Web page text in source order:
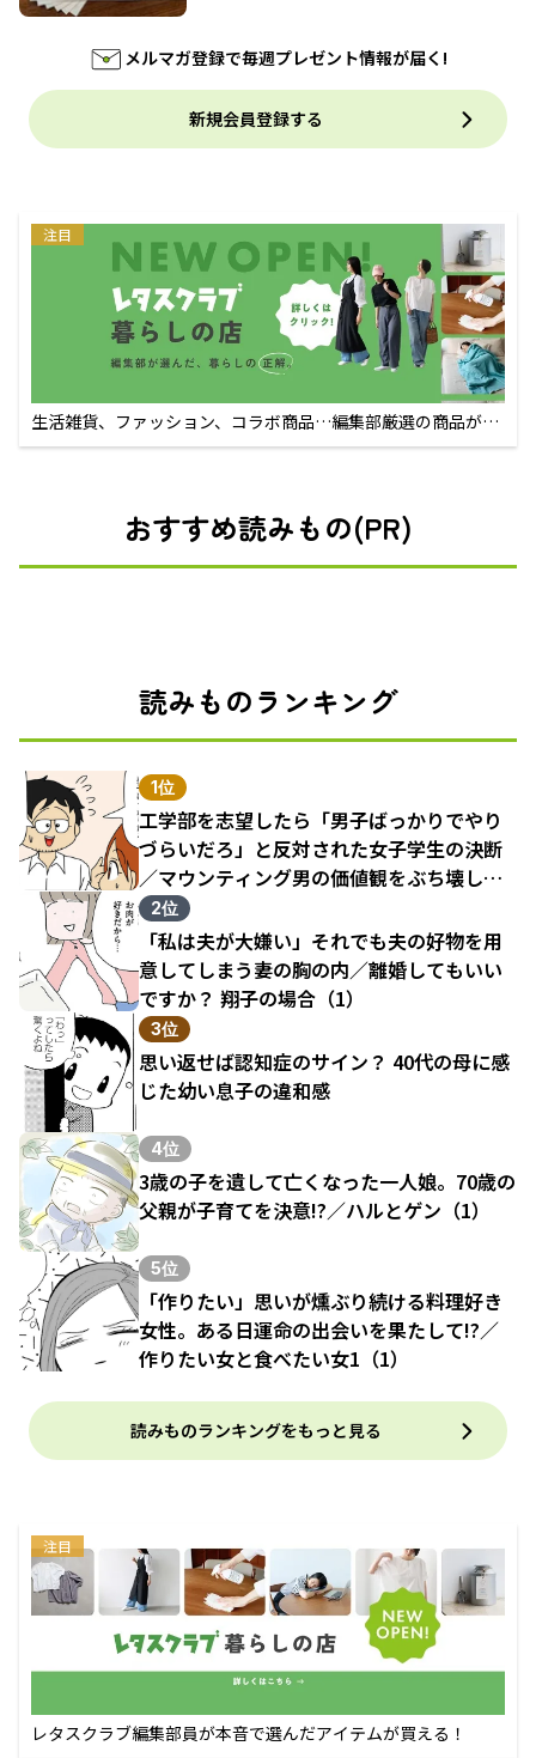
メルマガ登録で毎週プレゼント情報が届く!
新規会員登録する
注目
生活雑貨、ファッション、コラボ商品…編集部厳選の商品が買
えるECサイト
おすすめ読みもの(PR)
読みものランキング
1位
工学部を志望したら「男子ばっかりでやり
づらいだろ」と反対された女子学生の決断
／マウンティング男の価値観をぶち壊した
結果（1）
2位
「私は夫が大嫌い」それでも夫の好物を用
意してしまう妻の胸の内／離婚してもいい
ですか？ 翔子の場合（1）
3位
思い返せば認知症のサイン？ 40代の母に感
じた幼い息子の違和感
4位
3歳の子を遺して亡くなった一人娘。70歳の
父親が子育てを決意!?／ハルとゲン（1）
5位
「作りたい」思いが燻ぶり続ける料理好き
女性。ある日運命の出会いを果たして!?／
作りたい女と食べたい女1（1）
読みものランキングをもっと見る
注目
レタスクラブ編集部員が本音で選んだアイテムが買える！